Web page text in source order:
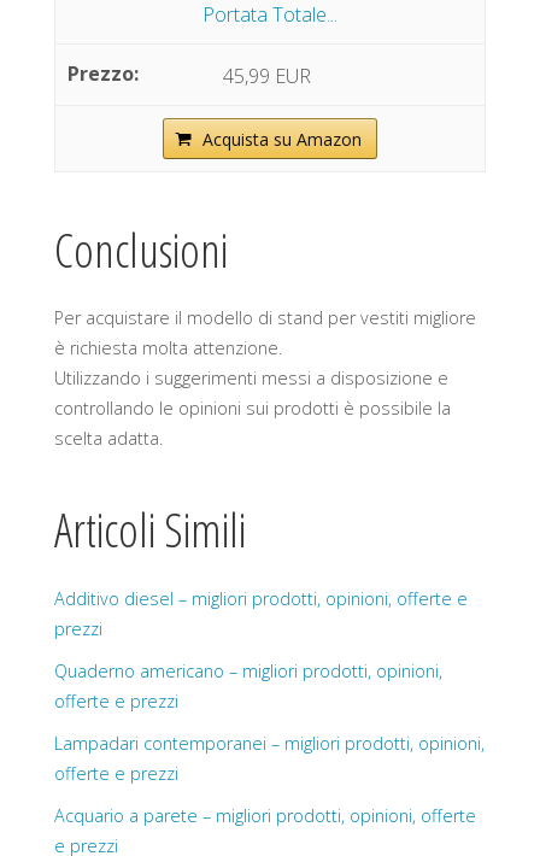
Portata Totale...
45,99 EUR
Acquista su Amazon
Conclusioni
Per acquistare il modello di stand per vestiti migliore
è richiesta molta attenzione.
Utilizzando i suggerimenti messi a disposizione e
controllando le opinioni sui prodotti è possibile la
scelta adatta.
Articoli Simili
Additivo diesel – migliori prodotti, opinioni, offerte e
prezzi
Quaderno americano – migliori prodotti, opinioni,
offerte e prezzi
Lampadari contemporanei – migliori prodotti, opinioni,
offerte e prezzi
Acquario a parete – migliori prodotti, opinioni, offerte
e prezzi